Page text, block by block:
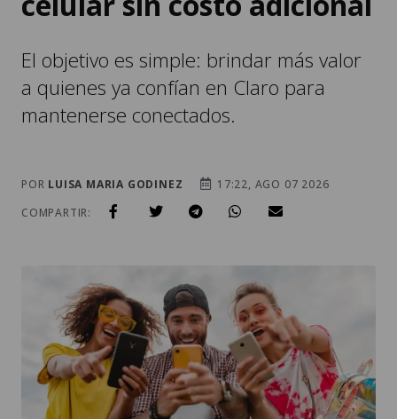
El objetivo es simple: brindar más valor
a quienes ya confían en Claro para
mantenerse conectados.
POR LUISA MARIA GODINEZ
17:22, AGO 07 2026
COMPARTIR: